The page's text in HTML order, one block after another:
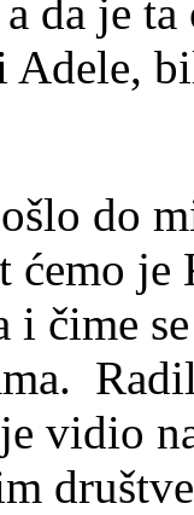
da je
do
ćemo
čime
vidio